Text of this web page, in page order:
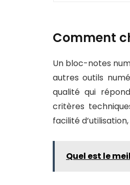
Comment
Un bloc-notes
autres outils
qualité qui
critères
facilité
Quel est le